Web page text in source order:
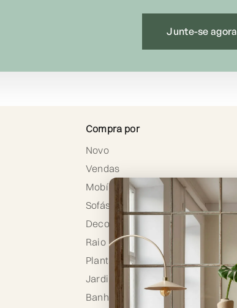
Junte-se agora
Compra por
Novo
Vendas
Mobília
Sofás e Poltronas
Decoração
Raio
Plantas Decorativas
Jardim
Banheiro